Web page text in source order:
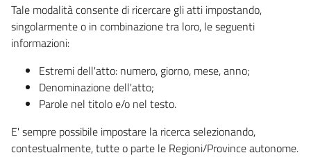
Tale modalità consente di ricercare gli atti impostando,
singolarmente o in combinazione tra loro, le seguenti
informazioni:
Estremi dell'atto: numero, giorno, mese, anno;
Denominazione dell'atto;
Parole nel titolo e/o nel testo.
E' sempre possibile impostare la ricerca selezionando,
contestualmente, tutte o parte le Regioni/Province autonome.